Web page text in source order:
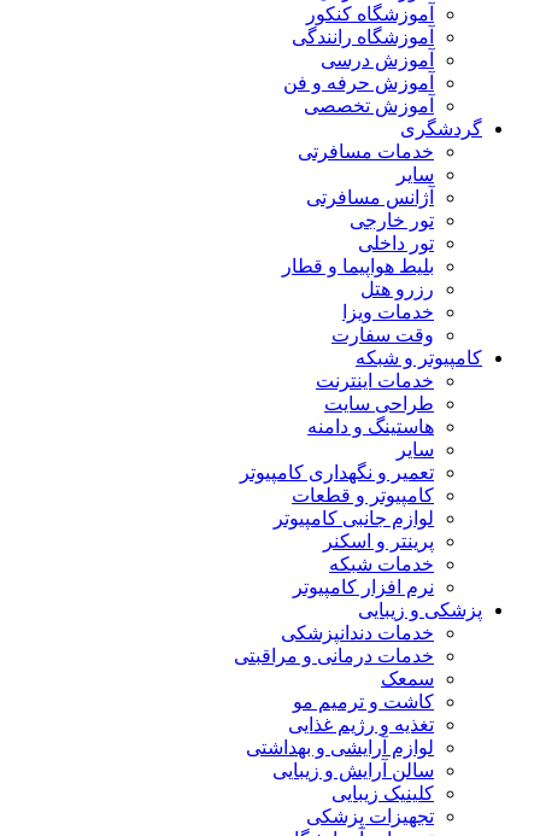
آموزشگاه کنکور
آموزشگاه رانندگی
آموزش درسی
آموزش حرفه و فن
آموزش تخصصی
گردشگری
خدمات مسافرتی
سایر
آژانس مسافرتی
تور خارجی
تور داخلی
بلیط هواپیما و قطار
رزرو هتل
خدمات ویزا
وقت سفارت
کامپیوتر و شبکه
خدمات اینترنت
طراحی سایت
هاستینگ و دامنه
سایر
تعمیر و نگهداری کامپیوتر
کامپیوتر و قطعات
لوازم جانبی کامپیوتر
پرینتر و اسکنر
خدمات شبکه
نرم افزار کامپیوتر
پزشکی و زیبایی
خدمات دندانپزشکی
خدمات درمانی و مراقبتی
سمعک
کاشت و ترمیم مو
تغذیه و رژیم غذایی
لوازم آرایشی و بهداشتی
سالن آرایش و زیبایی
کلینیک زیبایی
تجهیزات پزشکی